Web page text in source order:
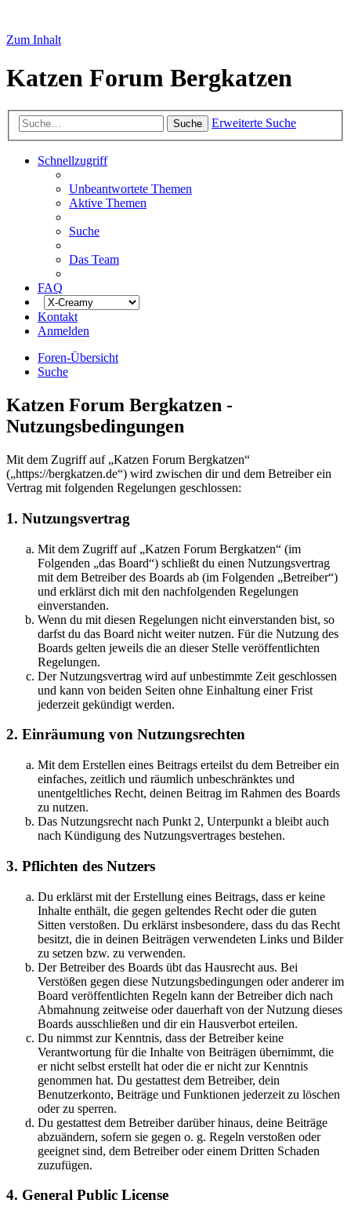
Zum Inhalt
Katzen Forum Bergkatzen
Suche Erweiterte Suche
Schnellzugriff
Unbeantwortete Themen
Aktive Themen
Suche
Das Team
FAQ
Kontakt
Anmelden
Foren-Übersicht
Suche
Katzen Forum Bergkatzen -
Nutzungsbedingungen
Mit dem Zugriff auf „Katzen Forum Bergkatzen“
(„https://bergkatzen.de“) wird zwischen dir und dem Betreiber ein
Vertrag mit folgenden Regelungen geschlossen:
1. Nutzungsvertrag
Mit dem Zugriff auf „Katzen Forum Bergkatzen“ (im
Folgenden „das Board“) schließt du einen Nutzungsvertrag
mit dem Betreiber des Boards ab (im Folgenden „Betreiber“)
und erklärst dich mit den nachfolgenden Regelungen
einverstanden.
Wenn du mit diesen Regelungen nicht einverstanden bist, so
darfst du das Board nicht weiter nutzen. Für die Nutzung des
Boards gelten jeweils die an dieser Stelle veröffentlichten
Regelungen.
Der Nutzungsvertrag wird auf unbestimmte Zeit geschlossen
und kann von beiden Seiten ohne Einhaltung einer Frist
jederzeit gekündigt werden.
2. Einräumung von Nutzungsrechten
Mit dem Erstellen eines Beitrags erteilst du dem Betreiber ein
einfaches, zeitlich und räumlich unbeschränktes und
unentgeltliches Recht, deinen Beitrag im Rahmen des Boards
zu nutzen.
Das Nutzungsrecht nach Punkt 2, Unterpunkt a bleibt auch
nach Kündigung des Nutzungsvertrages bestehen.
3. Pflichten des Nutzers
Du erklärst mit der Erstellung eines Beitrags, dass er keine
Inhalte enthält, die gegen geltendes Recht oder die guten
Sitten verstoßen. Du erklärst insbesondere, dass du das Recht
besitzt, die in deinen Beiträgen verwendeten Links und Bilder
zu setzen bzw. zu verwenden.
Der Betreiber des Boards übt das Hausrecht aus. Bei
Verstößen gegen diese Nutzungsbedingungen oder anderer im
Board veröffentlichten Regeln kann der Betreiber dich nach
Abmahnung zeitweise oder dauerhaft von der Nutzung dieses
Boards ausschließen und dir ein Hausverbot erteilen.
Du nimmst zur Kenntnis, dass der Betreiber keine
Verantwortung für die Inhalte von Beiträgen übernimmt, die
er nicht selbst erstellt hat oder die er nicht zur Kenntnis
genommen hat. Du gestattest dem Betreiber, dein
Benutzerkonto, Beiträge und Funktionen jederzeit zu löschen
oder zu sperren.
Du gestattest dem Betreiber darüber hinaus, deine Beiträge
abzuändern, sofern sie gegen o. g. Regeln verstoßen oder
geeignet sind, dem Betreiber oder einem Dritten Schaden
zuzufügen.
4. General Public License